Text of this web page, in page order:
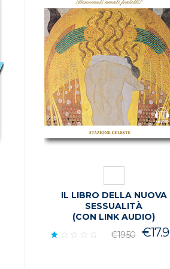
IL LIBRO DELLA NUOVA
SESSUALITÀ
(CON LINK AUDIO)
€19.50
Il
€